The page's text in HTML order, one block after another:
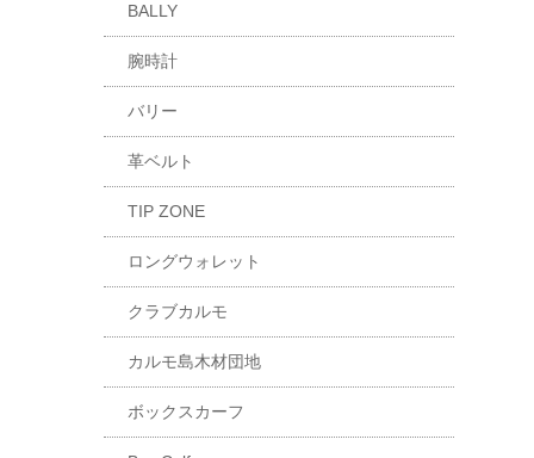
BALLY
腕時計
バリー
革ベルト
TIP ZONE
ロングウォレット
クラブカルモ
カルモ島木材団地
ボックスカーフ